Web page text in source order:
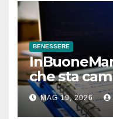
BENESSERE
che sta
prenotare
fisioterapisti
MAG 19, 2026